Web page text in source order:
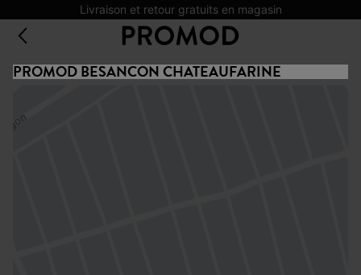
Livraison et retour gratuits en magasin
PROMOD BESANCON CHATEAUFARINE